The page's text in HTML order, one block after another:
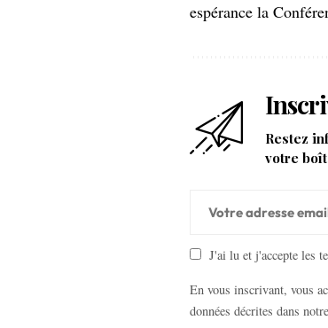
espérance la
Restez
votre
J'ai lu et j'accepte les
En vous inscrivant, vous
données décrites dans